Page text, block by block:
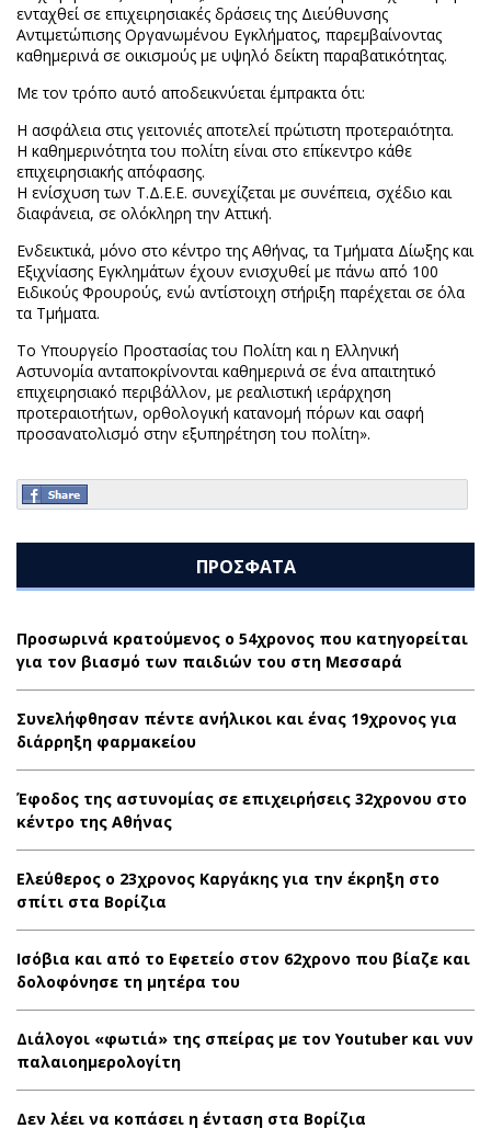
ενταχθεί σε επιχειρησιακές δράσεις της Διεύθυνσης
Αντιμετώπισης Οργανωμένου Εγκλήματος, παρεμβαίνοντας
καθημερινά σε οικισμούς με υψηλό δείκτη παραβατικότητας.
Με τον τρόπο αυτό αποδεικνύεται έμπρακτα ότι:
Η ασφάλεια στις γειτονιές αποτελεί πρώτιστη προτεραιότητα.
Η καθημερινότητα του πολίτη είναι στο επίκεντρο κάθε
επιχειρησιακής απόφασης.
Η ενίσχυση των Τ.Δ.Ε.Ε. συνεχίζεται με συνέπεια, σχέδιο και
διαφάνεια, σε ολόκληρη την Αττική.
Ενδεικτικά, μόνο στο κέντρο της Αθήνας, τα Τμήματα Δίωξης και
Εξιχνίασης Εγκλημάτων έχουν ενισχυθεί με πάνω από 100
Ειδικούς Φρουρούς, ενώ αντίστοιχη στήριξη παρέχεται σε όλα
τα Τμήματα.
Το Υπουργείο Προστασίας του Πολίτη και η Ελληνική
Αστυνομία ανταποκρίνονται καθημερινά σε ένα απαιτητικό
επιχειρησιακό περιβάλλον, με ρεαλιστική ιεράρχηση
προτεραιοτήτων, ορθολογική κατανομή πόρων και σαφή
προσανατολισμό στην εξυπηρέτηση του πολίτη».
ΠΡΟΣΦΑΤΑ
Προσωρινά κρατούμενος ο 54χρονος που κατηγορείται
για τον βιασμό των παιδιών του στη Μεσσαρά
Συνελήφθησαν πέντε ανήλικοι και ένας 19χρονος για
διάρρηξη φαρμακείου
Έφοδος της αστυνομίας σε επιχειρήσεις 32χρονου στο
κέντρο της Αθήνας
Ελεύθερος ο 23χρονος Καργάκης για την έκρηξη στο
σπίτι στα Βορίζια
Ισόβια και από το Εφετείο στον 62χρονο που βίαζε και
δολοφόνησε τη μητέρα του
Διάλογοι «φωτιά» της σπείρας με τον Youtuber και νυν
παλαιοημερολογίτη
Δεν λέει να κοπάσει η ένταση στα Βορίζια